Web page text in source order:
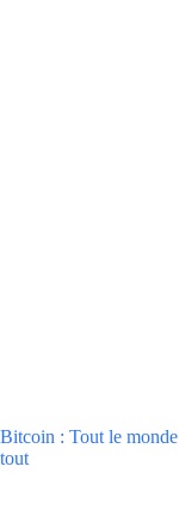
Bitcoin : Tout le
tout